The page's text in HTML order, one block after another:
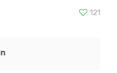
121